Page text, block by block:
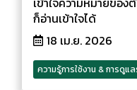
ก็อ่านเข้าใจได้
18 เม.ย. 2026
ความรู้การใช้งาน & การดูแ